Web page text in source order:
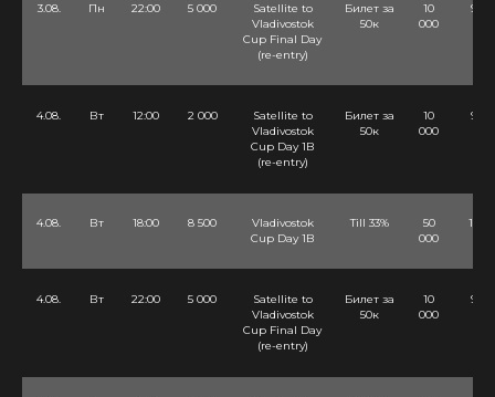
3.08. Пн 22:00 5 000
Satellite to
Vladivostok
Cup Final Day
(re-entry)
Билет за
50к
10
000
9 Lvl
4.08. Вт 12:00 2 000
Satellite to
Vladivostok
Cup Day 1B
(re-entry)
Билет за
50к
10
000
9 Lvl
4.08. Вт 18:00 8 500
Vladivostok
Cup Day 1B
Till 33%
50
000
12
4.08. Вт 22:00 5 000
Satellite to
Vladivostok
Cup Final Day
(re-entry)
Билет за
50к
10
000
9 Lvl